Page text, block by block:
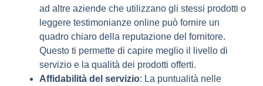
ad altre aziende che utilizzano gli stessi prodotti o
leggere testimonianze online può fornire un
quadro chiaro della reputazione del fornitore.
Questo ti permette di capire meglio il livello di
servizio e la qualità dei prodotti offerti.
Affidabilità del servizio: La puntualità nelle